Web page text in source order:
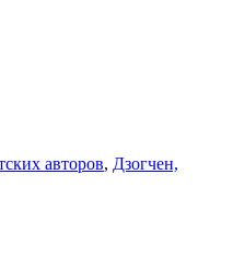
авторов, Дзогчен,